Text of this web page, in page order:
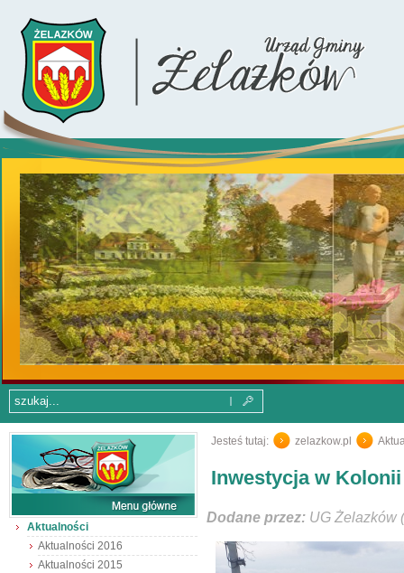
Aktualności
Aktualności 2016
Aktualności 2015
Jesteś tutaj: zelazkow.pl
Inwestycja w
Dodane przez: UG Żelazków